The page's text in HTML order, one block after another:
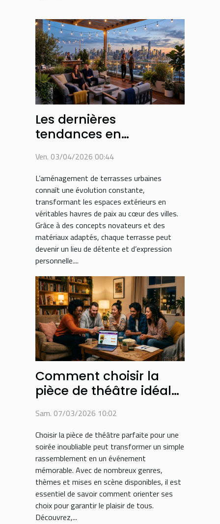
Les dernières
tendances en
terrasses urbaines
Ven. 03/04/2026 00:44
L’aménagement de terrasses urbaines
connaît une évolution constante,
transformant les espaces extérieurs en
véritables havres de paix au cœur des villes.
Grâce à des concepts novateurs et des
matériaux adaptés, chaque terrasse peut
devenir un lieu de détente et d’expression
personnelle....
Comment choisir la
pièce de théâtre idéale
?
Sam. 07/03/2026 10:02
Choisir la pièce de théâtre parfaite pour une
soirée inoubliable peut transformer un simple
rassemblement en un événement
mémorable. Avec de nombreux genres,
thèmes et mises en scène disponibles, il est
essentiel de savoir comment orienter ses
choix pour garantir le plaisir de tous.
Découvrez,...